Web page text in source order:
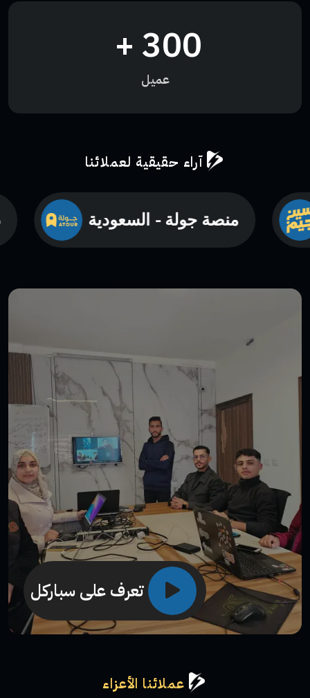
300
+
عميل
آراء حقيقية لعملائنا
منصة جولة - السعودية
تعرف على سباركل
عملائنا الأعزاء